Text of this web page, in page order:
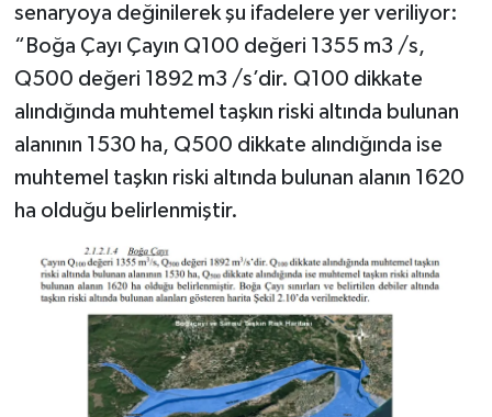
senaryoya değinilerek şu ifadelere yer veriliyor:
“Boğa Çayı Çayın Q100 değeri 1355 m3 /s,
Q500 değeri 1892 m3 /s’dir. Q100 dikkate
alındığında muhtemel taşkın riski altında bulunan
alanının 1530 ha, Q500 dikkate alındığında ise
muhtemel taşkın riski altında bulunan alanın 1620
ha olduğu belirlenmiştir.